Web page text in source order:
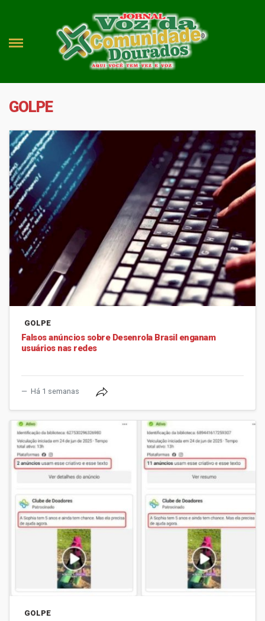
GOLPE
GOLPE
Falsos anúncios sobre Desenrola Brasil enganam
usuários nas redes
Há 1 semanas
GOLPE